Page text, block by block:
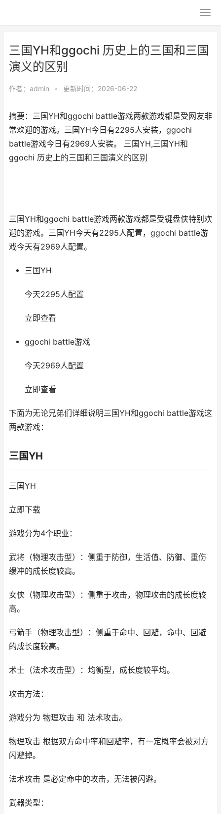
三国YH和ggochi 历史上的三国和三国
演义的区别
作者： admin • 更新时间：2026-06-22
摘要：三国YH和ggochi battle游戏两款游戏都是受网友非
常欢迎的游戏。三国YH今日有2295人安装，ggochi
battle游戏今日有2969人安装。 三国YH,三国YH和
ggochi 历史上的三国和三国演义的区别
三国YH和ggochi battle游戏两款游戏都是受键盘侠特别欢
迎的游戏。三国YH今天有2295人配置，ggochi battle游
戏今天有2969人配置。
三国YH
今天2295人配置
立即查看
ggochi battle游戏
今天2969人配置
立即查看
下面为无论兄弟们详细说明三国YH和ggochi battle游戏这
两款游戏：
三国YH
三国YH
立即下载
游戏分为4个职业：
武将（物理攻击型）：侧重于防御，生活值、防御、重伤
缓冲的成长度较高。
女侠（物理攻击型）：侧重于攻击，物理攻击的成长度较
高。
弓箭手（物理攻击型）：侧重于命中、回避，命中、回避
的成长度较高。
术士（法术攻击型）：均衡型，成长度较平均。
攻击方法：
游戏分为 物理攻击 和 法术攻击。
物理攻击 根据双方命中率和回避率，有一定概率会被对方
闪避掉。
法术攻击 是必定命中的攻击，无法被闪避。
武器类型：